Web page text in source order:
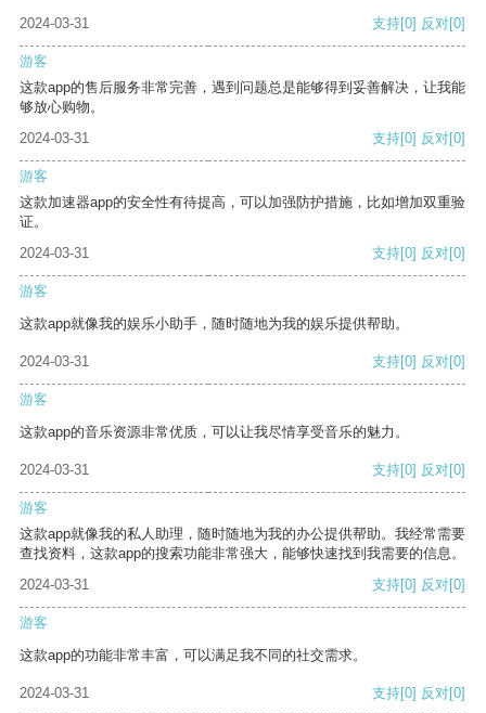
2024-03-31 支持[0] 反对[0]
游客
这款app的售后服务非常完善，遇到问题总是能够得到妥善解决，让我能
够放心购物。
2024-03-31
支持[0] 反对[0]
游客
这款加速器app的安全性有待提高，可以加强防护措施，比如增加双重验
证。
2024-03-31
支持[0] 反对[0]
游客
这款app就像我的娱乐小助手，随时随地为我的娱乐提供帮助。
2024-03-31 支持[0] 反对[0]
游客
这款app的音乐资源非常优质，可以让我尽情享受音乐的魅力。
2024-03-31 支持[0] 反对[0]
游客
这款app就像我的私人助理，随时随地为我的办公提供帮助。我经常需要
查找资料，这款app的搜索功能非常强大，能够快速找到我需要的信息。
2024-03-31
支持[0] 反对[0]
游客
这款app的功能非常丰富，可以满足我不同的社交需求。
2024-03-31 支持[0] 反对[0]